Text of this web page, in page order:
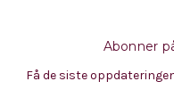
Abonner
Få de siste